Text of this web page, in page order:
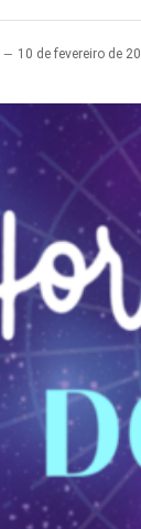
10 de fevereiro de